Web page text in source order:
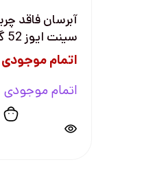
آبرسان فاقد
سینت ایوز 52 گرمی
اتمام موجودی
اتمام موجودی